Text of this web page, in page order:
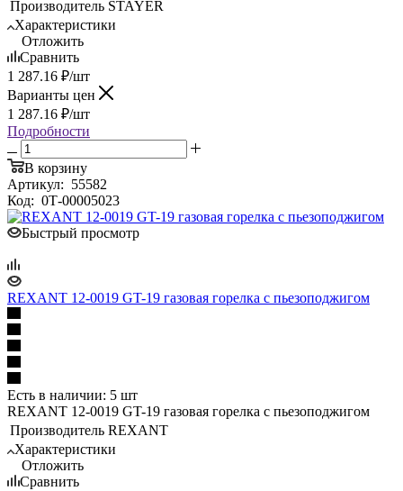
Производитель STAYER
Характеристики
Отложить
Сравнить
1 287.16 ₽/шт
Варианты цен
1 287.16 ₽/шт
Подробности
В корзину
Артикул: 55582
Код: 0Т-00005023
Быстрый просмотр
REXANT 12-0019 GT-19 газовая горелка с пьезоподжигом
Есть в наличии: 5 шт
REXANT 12-0019 GT-19 газовая горелка с пьезоподжигом
Производитель REXANT
Характеристики
Отложить
Сравнить